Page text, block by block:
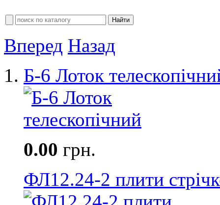
Вперед Назад
Б-6 Лоток
0.00 грн.
ФЛ12.24-2 плити